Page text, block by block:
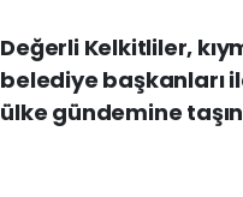
Değerli Kelkitliler,
belediye başkanları
ülke gündemine